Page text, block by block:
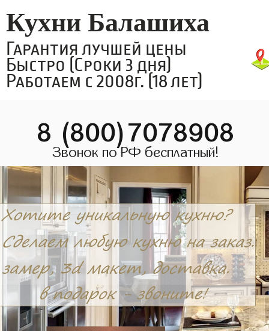
Кухни Балашиха
Гарантия лучшей цены
Быстро (Сроки 3 дня)
Работаем с 2008г. (18 лет)
8 (800)7078908
Звонок по РФ бесплатный!